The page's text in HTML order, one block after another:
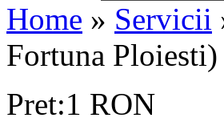
Home » Servicii
Fortuna Ploiesti)
Pret:1 RON